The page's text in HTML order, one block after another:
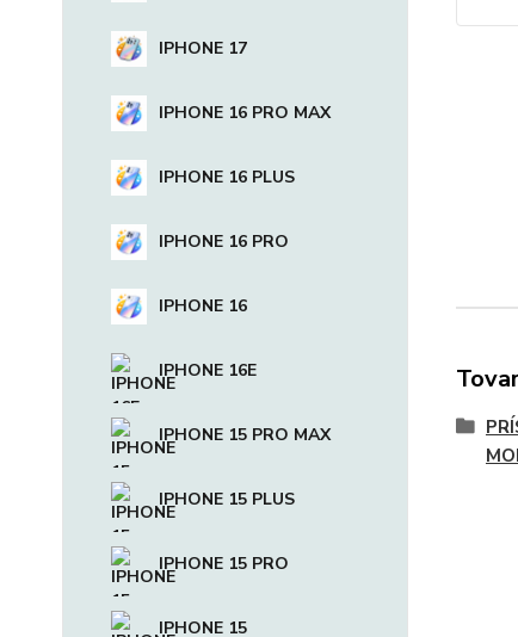
IPHONE 17
IPHONE 16 PRO MAX
IPHONE 16 PLUS
IPHONE 16 PRO
IPHONE 16
IPHONE 16E
IPHONE 15 PRO MAX
IPHONE 15 PLUS
IPHONE 15 PRO
IPHONE 15